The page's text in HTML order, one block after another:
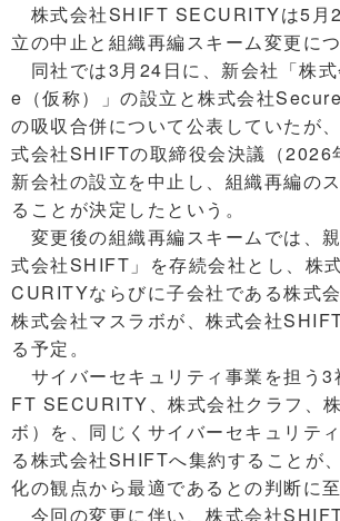
株式会社SHIFT SECURITYは5月
立の中止と組織再編スキーム変更に
同社では3月24日に、新会社「株
e（仮称）」の設立と株式会社
の吸収合併について公表していたが
式会社SHIFTの取締役会決議（2026
新会社の設立を中止し、組織再編の
ることが決定したという。
変更後の組織再編スキームでは、
式会社SHIFT」を存続会社とし、株
CURITYならびに子会社である株式
株式会社マスラボが、株式会社
る予定。
サイバーセキュリティ事業を担う3
FT SECURITY、株式会社クラフ、
ボ）を、同じくサイバーセキュリテ
る株式会社SHIFTへ集約することが
化の観点から最適であるとの判断に至
今回の変更に伴い、株式会社